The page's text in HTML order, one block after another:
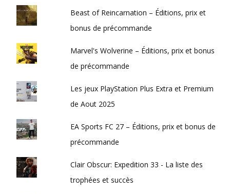
Beast of Reincarnation – Éditions, prix et
bonus de précommande
Marvel's Wolverine – Éditions, prix et bonus
de précommande
Les jeux PlayStation Plus Extra et Premium
de Aout 2025
EA Sports FC 27 – Éditions, prix et bonus de
précommande
Clair Obscur: Expedition 33 - La liste des
trophées et succès